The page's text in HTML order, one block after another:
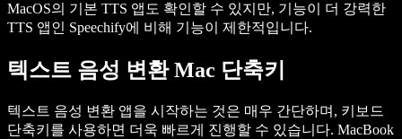
MacOS의 기본 TTS 앱도 확인할 수 있지만, 기능이 더 강력한
TTS 앱인 Speechify에 비해 기능이 제한적입니다.
텍스트 음성 변환 Mac 단축키
텍스트 음성 변환 앱을 시작하는 것은 매우 간단하며, 키보드
단축키를 사용하면 더욱 빠르게 진행할 수 있습니다. MacBook